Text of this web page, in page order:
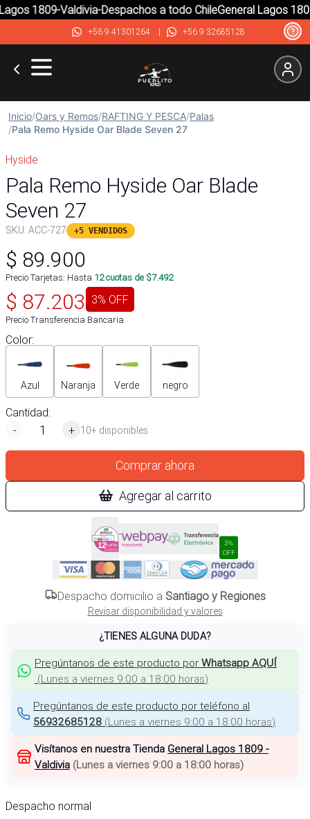
1809-Valdivia-Despachos a todo ChileGeneral Lagos
+56 9 41301264| +56 9 32685128
Inicio/Oars y Remos/RAFTING Y PESCA/Palas
/Pala Remo Hyside Oar Blade Seven 27
Hyside
Pala Remo Hyside Oar Blade
Seven 27
SKU: ACC-727 +5 VENDIDOS
$ 89.900
Precio Tarjetas: Hasta 12cuotas de $7.492
$ 87.203 3% OFF
Precio Transferencia Bancaria
Color:
Azul Naranja Verde negro
Cantidad:
-
+ 10+ disponibles
Comprar ahora
Agregar al carrito
3%
OFF
Despacho domicilio a Santiago y Regiones
Revisar disponibilidad y valores
¿TIENES ALGUNA DUDA?
Pregúntanos de este producto por Whatsapp AQUÍ
(Lunes a viernes 9:00 a 18:00 horas)
Pregúntanos de este producto por teléfono al
56932685128 (Lunes a viernes 9:00 a 18:00 horas)
Visítanos en nuestra Tienda General Lagos 1809 -
Valdivia (Lunes a viernes 9:00 a 18:00 horas)
Despacho normal